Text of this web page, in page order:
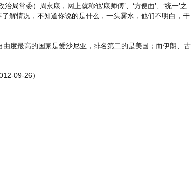
局常委）周永康，网上就称他‘康师傅’、‘方便面’、‘统一’之
解情况，不知道你说的是什么，一头雾水，他们不明白，干
度最高的国家是爱沙尼亚，排名第二的是美国；而伊朗、古
09-26）